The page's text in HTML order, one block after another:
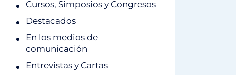
Cursos, Simposios y Congresos
Destacados
En los medios de
comunicación
Entrevistas y Cartas